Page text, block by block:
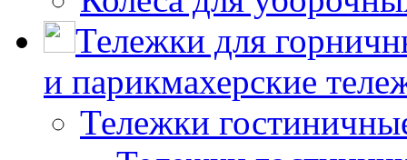
Тележки для
и парикмахерские
Тележки